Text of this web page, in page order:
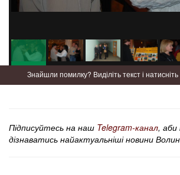
title
Знайшли помилку? Виділіть текст і натисніть
Підписуйтесь на наш Telegram-канал,
дізнаватись найактуальніші новини